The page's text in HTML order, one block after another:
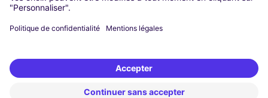
Berlin
Düsseldorf